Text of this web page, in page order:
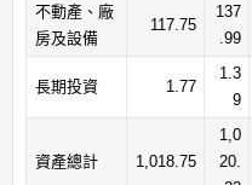
不動產、廠
房及設備
117.75
137
.99
長期投資 1.77
1.3
9
資產總計 1,018.75
1,0
20.